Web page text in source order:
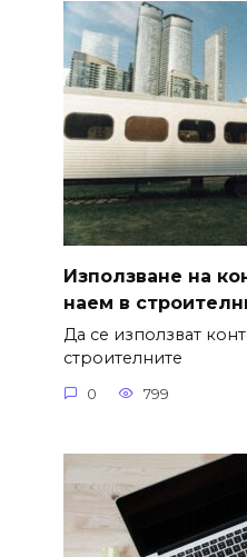
Използване на
наем в
Да се използват
строителните
0 799